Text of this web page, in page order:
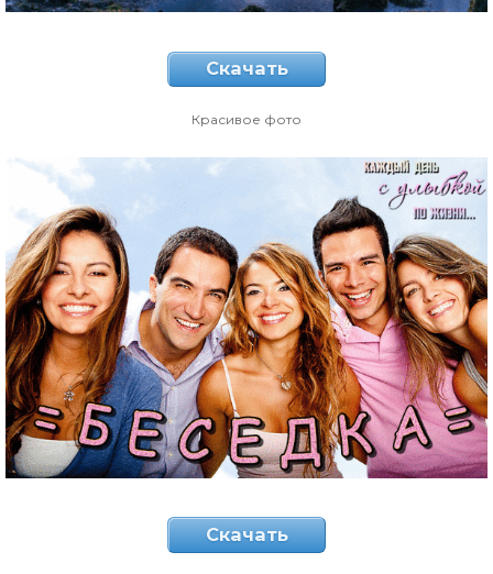
Скачать
Красивое фото
Скачать